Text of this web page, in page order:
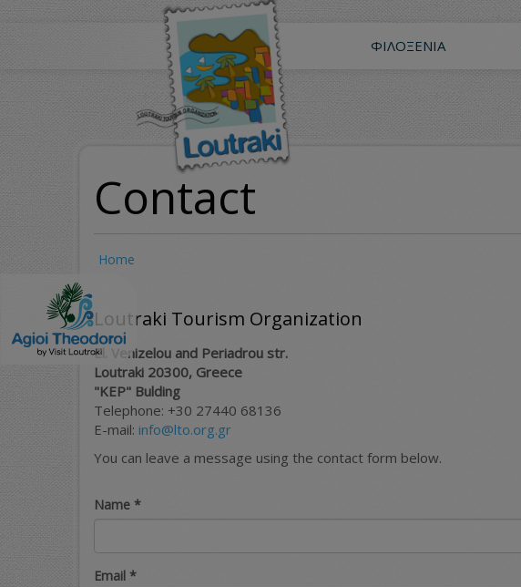
ΦΙΛΟΞΕΝΊΑ
Contact
Home
Loutraki Tourism Organization
El. Venizelou and Periadrou str.
Loutraki 20300, Greece
"KEP" Bulding
Telephone: +30 27440 68136
E-mail: info@lto.org.gr
You can leave a message using the contact form below.
Name *
Email *